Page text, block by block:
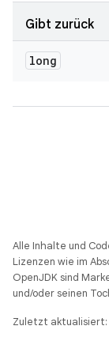
Gibt zurück
long
Alle Inhalte und
Lizenzen wie im
OpenJDK sind
und/oder seinen
Zuletzt